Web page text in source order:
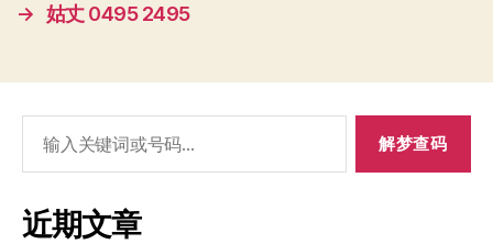
→ 姑丈 0495 2495
索：
近期文章